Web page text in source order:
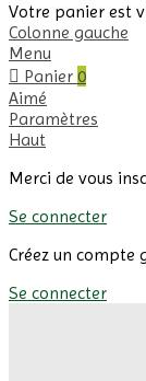
Votre panier est
Colonne gauche
Menu
Panier 0
Aimé
Paramètres
Haut
Merci de vous
Se connecter
Créez un compte
Se connecter